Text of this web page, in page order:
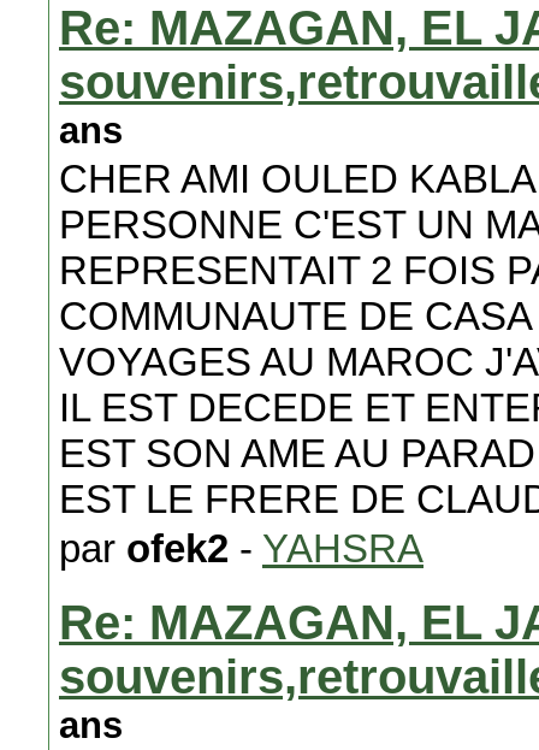
Re: MAZAGAN, EL
ans
CHER AMI OULED
PERSONNE C'EST UN
REPRESENTAIT 2 FOIS
COMMUNAUTE DE
VOYAGES AU MAROC
IL EST DECEDE ET
EST SON AME AU
EST LE FRERE DE
par ofek2 - YAHSRA
Re: MAZAGAN, EL
ans